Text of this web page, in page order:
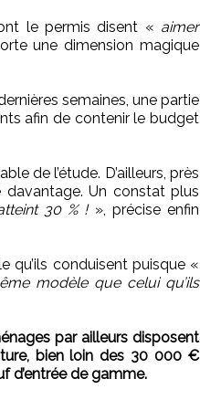
le permis disent « aimer
une dimension magique
semaines, une partie
afin de contenir le budget
de l’étude. D’ailleurs, près
davantage. Un constat plus
30 % !», précise enfin
qu’ils conduisent puisque «
modèle que celui qu’ils
par ailleurs disposent
bien loin des 30 000 €
d’entrée de gamme.